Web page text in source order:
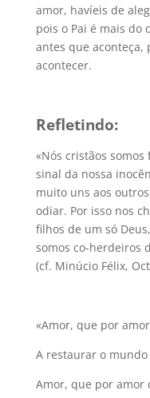
amor, havíeis de
pois o Pai é mais do
antes que aconteça,
acontecer.
Refletindo:
«Nós cristãos
sinal da nossa
muito uns aos
odiar. Por isso nos
filhos de um só
somos co-herdeiros
(cf. Minúcio Félix,
«Amor, que por
A restaurar o
Amor, que por amor